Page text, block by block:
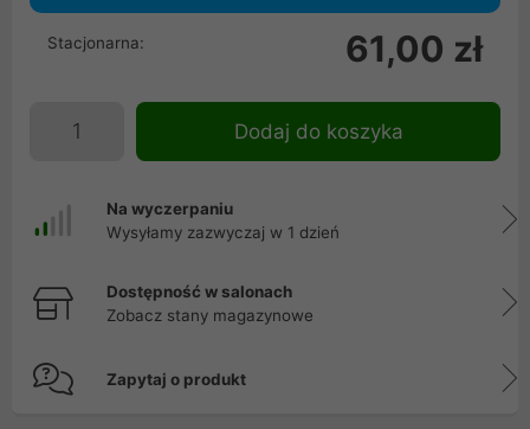
Stacjonarna: 61,00 zł
Dodaj do koszyka
Na wyczerpaniu
Wysyłamy zazwyczaj w 1 dzień
Dostępność w salonach
Zobacz stany magazynowe
Zapytaj o produkt